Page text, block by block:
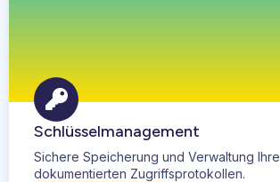
Schlüsselmanagement
Sichere Speicherung und Verwaltung
dokumentierten Zugriffsprotokollen.